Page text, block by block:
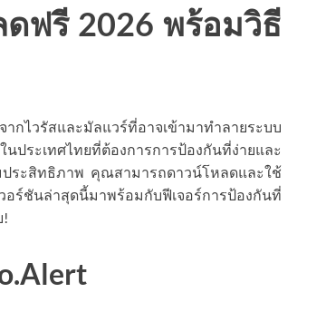
ฟรี 2026 พร้อมวิธี
กไวรัสและมัลแวร์ที่อาจเข้ามาทำลายระบบ
ะเทศไทยที่ต้องการการป้องกันที่ง่ายและ
ประสิทธิภาพ คุณสามารถดาวน์โหลดและใช้
ร์ชันล่าสุดนี้มาพร้อมกับฟีเจอร์การป้องกันที่
!